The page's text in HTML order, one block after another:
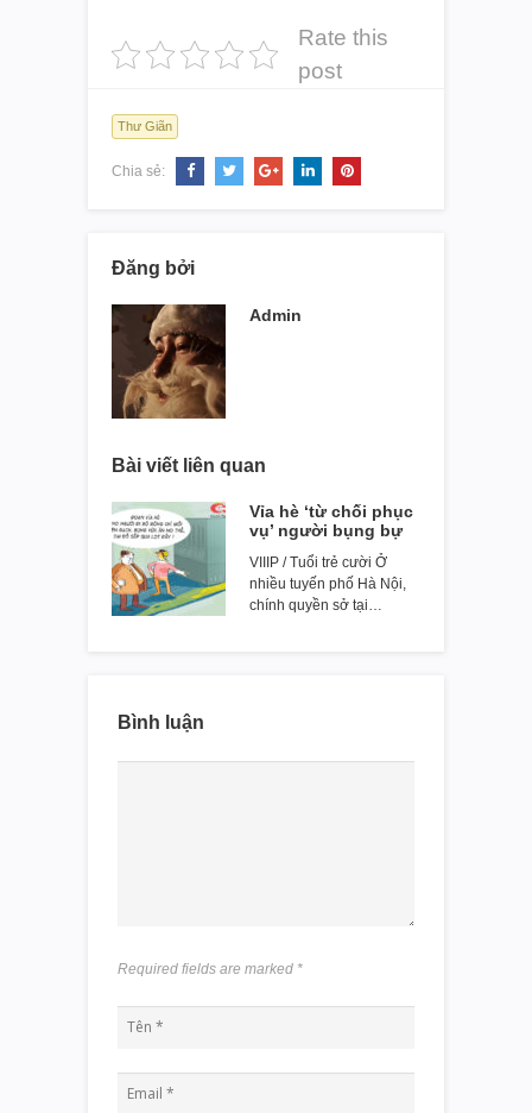
Rate this
post
Thư Giãn
Chia sẻ:
Đăng bởi
Admin
Bài viết liên quan
Vỉa hè ‘từ chối phục
vụ’ người bụng bự
VIIIP / Tuổi trẻ cười Ở
nhiều tuyến phố Hà Nội,
chính quyền sở tại…
Bình luận
Required fields are marked *